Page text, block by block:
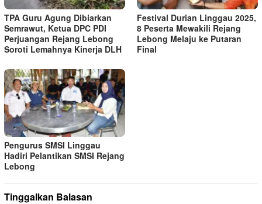
TPA Guru Agung Dibiarkan
Semrawut, Ketua DPC PDI
Perjuangan Rejang Lebong
Soroti Lemahnya Kinerja DLH
Festival Durian Linggau 2025,
8 Peserta Mewakili Rejang
Lebong Melaju ke Putaran
Final
Pengurus SMSI Linggau
Hadiri Pelantikan SMSI Rejang
Lebong
Tinggalkan Balasan